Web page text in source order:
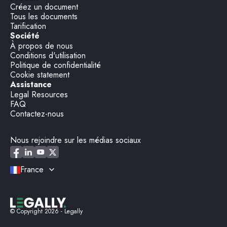
© Copyright 2026 - Legally
Créez un document
Tous les documents
Tarification
Société
À propos de nous
Conditions d'utilisation
Politique de confidentialité
Cookie statement
Assistance
Legal Resources
FAQ
Contactez-nous
Nous rejoindre sur les médias sociaux
France